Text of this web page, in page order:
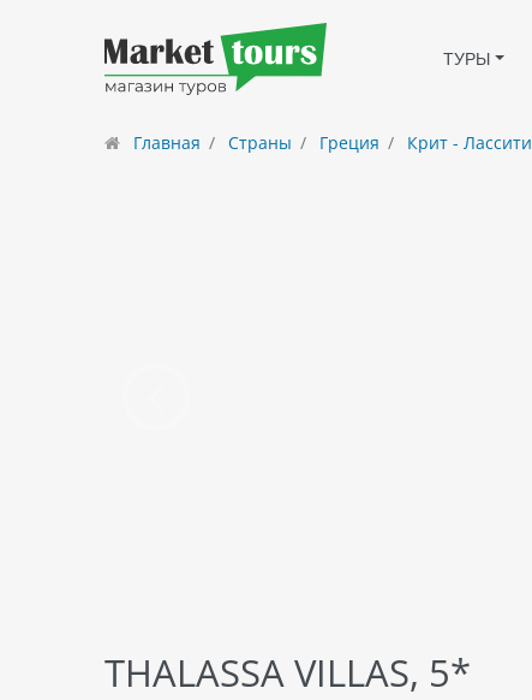
ТУРЫ
Главная Страны Греция Крит - Лассити
THALASSA VILLAS, 5*